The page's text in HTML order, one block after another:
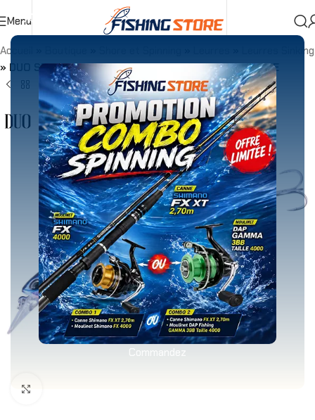
Commandez
Menu
Accueil
Leurres Sinking
» DUO SPEARHEAD RYUKI 110S 21g SW MAZUM SARDINE